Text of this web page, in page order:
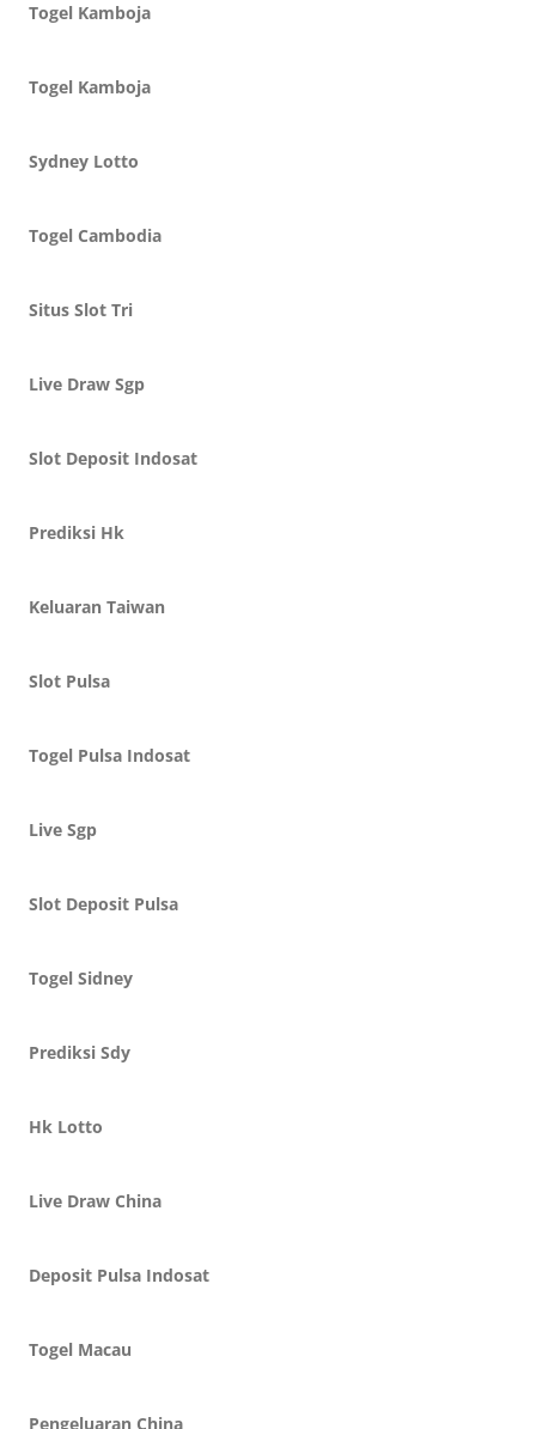
Togel Kamboja
Togel Kamboja
Sydney Lotto
Togel Cambodia
Situs Slot Tri
Live Draw Sgp
Slot Deposit Indosat
Prediksi Hk
Keluaran Taiwan
Slot Pulsa
Togel Pulsa Indosat
Live Sgp
Slot Deposit Pulsa
Togel Sidney
Prediksi Sdy
Hk Lotto
Live Draw China
Deposit Pulsa Indosat
Togel Macau
Pengeluaran China